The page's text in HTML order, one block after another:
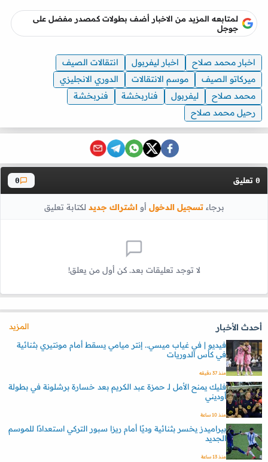
لمتابعه المزيد من الاخبار أضف بطولات كمصدر مفضل على
جوجل
اخبار محمد صلاح اخبار ليفربول
انتقالات الصيف
ميركاتو الصيف
موسم الانتقالات
الدوري الانجليزي
محمد صلاح
ليفربول فناربخشة
فنربخشة
رحيل محمد صلاح
0 تعليق 0
برجاءتسجيل الدخول أواشتراك جديد لكتابة تعليق
لا توجد تعليقات بعد. كن أول من يعلق!
أحدث الأخبار
المزيد
فيديو | في غياب ميسي.. إنتر ميامي يسقط أمام مونتيري بثنائية
في كأس الدوريات
منذ 37 دقيقه
فليك يمنح الأمل لـ حمزة عبد الكريم بعد خسارة برشلونة في بطولة
أوديني
منذ 10 ساعة
بيراميدز يخسر بثنائية وديًا أمام ريزا سبور التركي استعدادًا للموسم
الجديد
منذ 13 ساعة